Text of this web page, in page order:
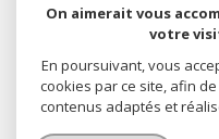
© 2026 | TOUS DROITS
MENTIONS LÉGALES
On aimerait vous
votre
En poursuivant, vous
cookies par ce site, afin
contenus adaptés et